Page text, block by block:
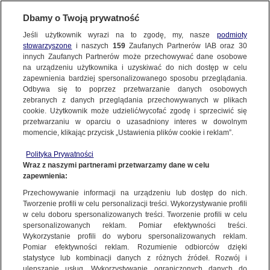
BIURO REKLAMY TVN MEDIA
SPONSORING
Sponsoring to unikalne narzędzie pozwalające marce
zbudować pożądany wizerunek i podkreślić najważniejsze
cechy produktu. Dzięki możliwości precyzyjnego doboru
kontekstu przekaz marki nabiera nowej jakości i brzmi w
sposób dający się wyróżnić i zaistnieć w świadomości
Nasze programy to możliwość ścisłego współdziałania siły
kontentu i charakteru marki na wielu płaszczyznach.
Standardowy 8 sec billboard sponsorski to wstęp do dalszego
dialogu, zaangażowania i interakcji z widzem poprzez szerokie
możliwości, jakie dają oferowane produkcje.
NA WSPÓLNEJ
Wiosenny sezon „Na Wspólnej” przyniesie widzom duże
emocje, zaskakujące zwroty akcji i decyzje, które na trwałe
NA WSPÓLNEJ
Wiosenny sezon „Na Wspólnej” przyniesie widzom duże
emocje, zaskakujące zwroty akcji i decyzje, które na trwałe
Dbamy o Twoją prywatność
Jeśli użytkownik wyrazi na to zgodę, my, nasze podmioty
stowarzyszone i naszych 159Zaufanych Partnerów IAB oraz 30
innych Zaufanych Partnerów może przechowywać dane osobowe
na urządzeniu użytkownika i uzyskiwać do nich dostęp w celu
zapewnienia bardziej spersonalizowanego sposobu przeglądania.
Odbywa się to poprzez przetwarzanie danych osobowych
zebranych z danych przeglądania przechowywanych w plikach
cookie. Użytkownik może udzielić/wycofać zgodę i sprzeciwić się
przetwarzaniu w oparciu o uzasadniony interes w dowolnym
momencie, klikając przycisk „Ustawienia plików cookie i reklam”.
Polityka Prywatności
Wraz z naszymi partnerami przetwarzamy dane w celu
zapewnienia:
Przechowywanie informacji na urządzeniu lub dostęp do nich.
Tworzenie profili w celu personalizacji treści. Wykorzystywanie profili
w celu doboru spersonalizowanych treści. Tworzenie profili w celu
spersonalizowanych reklam. Pomiar efektywności treści.
Wykorzystanie profili do wyboru spersonalizowanych reklam.
Pomiar efektywności reklam. Rozumienie odbiorców dzięki
statystyce lub kombinacji danych z różnych źródeł. Rozwój i